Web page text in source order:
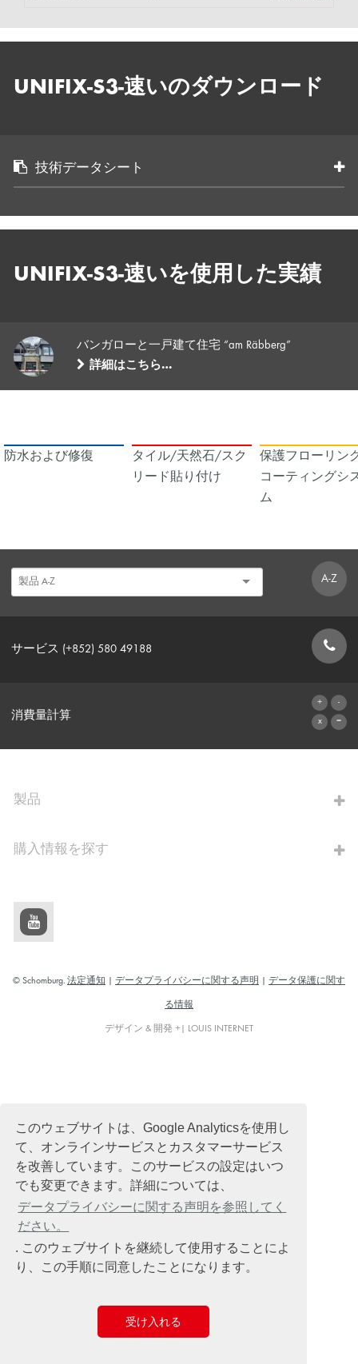
このウェブサイトは、Google Analyticsを使用し
て、オンラインサービスとカスタマーサービス
を改善しています。このサービスの設定はいつ
でも変更できます。詳細については、
データプライバシーに関する声明を参照してく
ださい。
. このウェブサイトを継続して使用することによ
り、この手順に同意したことになります。
受け入れる
UNIFIX-S3-速いのダウンロード
技術データシート
UNIFIX-S3-速いを使用した実績
バンガローと一戸建て住宅 “am Räbberg”
詳細はこちら…
防水および修復
タイル/天然石/スク
リード貼り付け
保護フローリン
コーティングシ
ム
A-Z
サービス (+852) 580 49188
消費量計算
製品
購入情報を探す
© Schomburg. 法定通知 データプライバシーに関する声明 データ保護に関す
る情報
デザイン & 開発 +| LOUIS INTERNET